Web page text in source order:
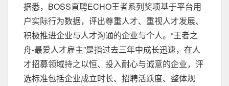
据悉，BOSS直聘ECHO王者系列奖项基于平台用
户实际行为数据，评出尊重人才、重视人才发展、
积极推进企业与人才沟通的企业与个人。“王者之
舟-最爱人才雇主”是指过去三年中成长迅速，在人
才招募领域持之以恒、投入耐心与诚意的企业，评
选标准包括企业成立时长、招聘活跃度、整体规